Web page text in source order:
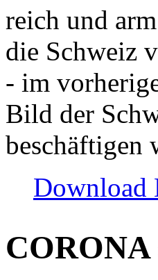
reich und
die Schweiz
- im
Bild der
beschäftigen
Download
CORONA